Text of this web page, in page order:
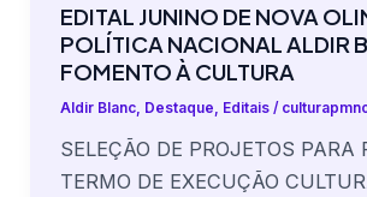
EDITAL JUNINO DE NOVA
POLÍTICA NACIONAL ALDIR
FOMENTO À CULTURA
Aldir Blanc, Destaque, Editais/
SELEÇÃO DE PROJETOS PARA
TERMO DE EXECUÇÃO